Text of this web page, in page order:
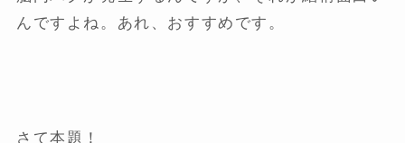
んですよね。あれ、おすすめです。
さて本題！